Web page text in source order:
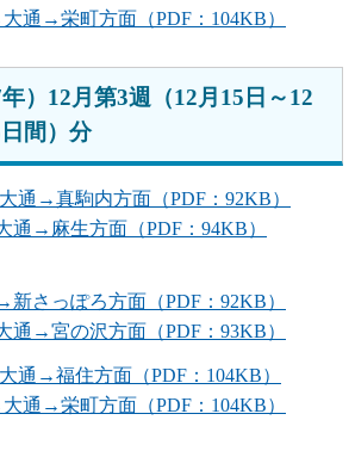
通→栄町方面（PDF：104KB）
）12月第3週（12月15日～12
間）分
通→真駒内方面（PDF：92KB）
通→麻生方面（PDF：94KB）
さっぽろ方面（PDF：92KB）
通→宮の沢方面（PDF：93KB）
通→福住方面（PDF：104KB）
通→栄町方面（PDF：104KB）